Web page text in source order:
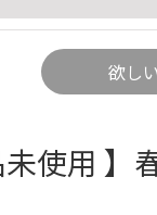
欲し
使用 】